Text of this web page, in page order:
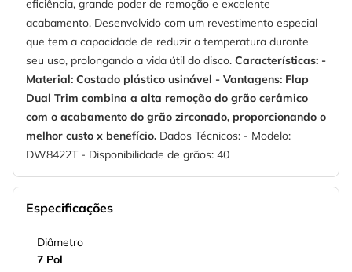
eficiência, grande poder de remoção e excelente
acabamento. Desenvolvido com um revestimento especial
que tem a capacidade de reduzir a temperatura durante
seu uso, prolongando a vida útil do disco. Características: -
Material: Costado plástico usinável - Vantagens: Flap
Dual Trim combina a alta remoção do grão cerâmico
com o acabamento do grão zirconado, proporcionando o
melhor custo x benefício. Dados Técnicos: - Modelo:
DW8422T - Disponibilidade de grãos: 40
Especificações
Diâmetro
7 Pol